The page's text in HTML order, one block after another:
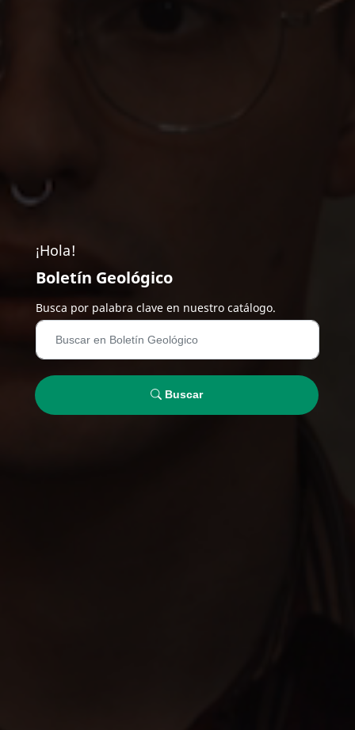
¡Hola!
Boletín Geológico
Busca por palabra clave en nuestro catálogo.
Buscar